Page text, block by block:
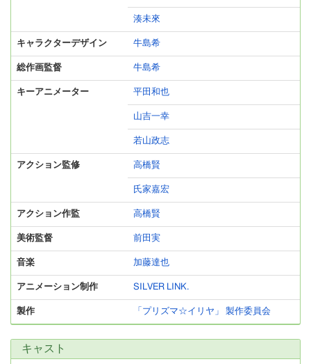
湊未來
キャラクターデザイン 牛島希
総作画監督 牛島希
キーアニメーター 平田和也
山吉一幸
若山政志
アクション監修 高橋賢
氏家嘉宏
アクション作監 高橋賢
美術監督 前田実
音楽 加藤達也
アニメーション制作 SILVER LINK.
製作 「プリズマ☆イリヤ」 製作委員会
キャスト